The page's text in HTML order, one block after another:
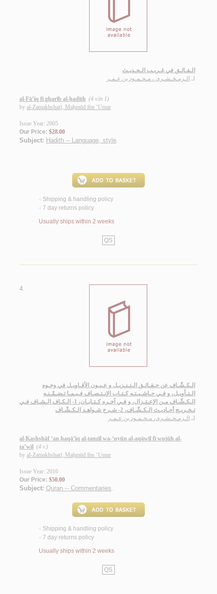
الـفـائـق في غـريـب الـحـديـث
لـ الـزمـخـشـري ، مـحـمـود بن عـمـر
al-Fā’iq fī gharīb al-ḥadīth (4 v.in 1)
by al-Zamakhsharī, Maḥmūd ibn ‘Umar
Issue Year: 2005
Our Price: $28.00
Subject: Hadith -- Language, style.
< Shipping & handling policy
< 7 day returns policy
Usually ships within 2 weeks
QS
4.
الـكـشّـاف عن حـقـائـق الـتـنـزيـل و عـيـون الأقـاويـل في وجـوه
الـتـأويـل، و فـي حـاشـيـتـه كـتـاب الإنـتـصـاف فـيـمـا تـضـمّـنـه
الـكـشّـاف مـن الإعـتـزال، و فـي آخـره كـتـابـان، 1- الـكـاف الـشـاف فـي
تـخـريـج أحـاديـث الـكـشّـاف، 2- شـرح شـواهـد الـكـشّـاف
لـ الـزمـخـشـري، مـحـمـود بن عـمـر
al-Kashshāf ‘an ḥaqā’iq al-tanzīl wa-‘uyūn al-aqāwīl fī wujūh al-
ta’wīl (4 v.)
by al-Zamakhsharī, Maḥmūd ibn ‘Umar
Issue Year: 2016
Our Price: $50.00
Subject: Quran -- Commentaries.
< Shipping & handling policy
< 7 day returns policy
Usually ships within 2 weeks
QS